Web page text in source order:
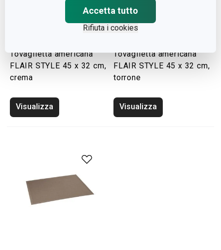
Accetta tutto
Rifiuta i cookies
Tovaglietta americana
FLAIR STYLE 45 x 32 cm,
crema
Visualizza
Tovaglietta americana
FLAIR STYLE 45 x 32 cm,
torrone
Visualizza